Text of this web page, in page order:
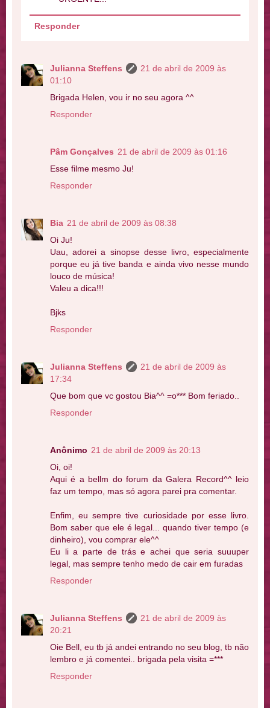
Responder
Julianna Steffens
21 de abril de 2009 às
01:10
Brigada Helen, vou ir no seu agora ^^
Responder
Pâm Gonçalves 21 de abril de 2009 às 01:16
Esse filme mesmo Ju!
Responder
Bia 21 de abril de 2009 às 08:38
Oi Ju!
Uau, adorei a sinopse desse livro, especialmente
porque eu já tive banda e ainda vivo nesse mundo
louco de música!
Valeu a dica!!!
Bjks
Responder
Julianna Steffens
21 de abril de 2009 às
17:34
Que bom que vc gostou Bia^^ =o*** Bom feriado..
Responder
Anônimo 21 de abril de 2009 às 20:13
Oi, oi!
Aqui é a bellm do forum da Galera Record^^ leio
faz um tempo, mas só agora parei pra comentar.
Enfim, eu sempre tive curiosidade por esse livro.
Bom saber que ele é legal... quando tiver tempo (e
dinheiro), vou comprar ele^^
Eu li a parte de trás e achei que seria suuuper
legal, mas sempre tenho medo de cair em furadas
Responder
Julianna Steffens
21 de abril de 2009 às
20:21
Oie Bell, eu tb já andei entrando no seu blog, tb não
lembro e já comentei.. brigada pela visita =***
Responder